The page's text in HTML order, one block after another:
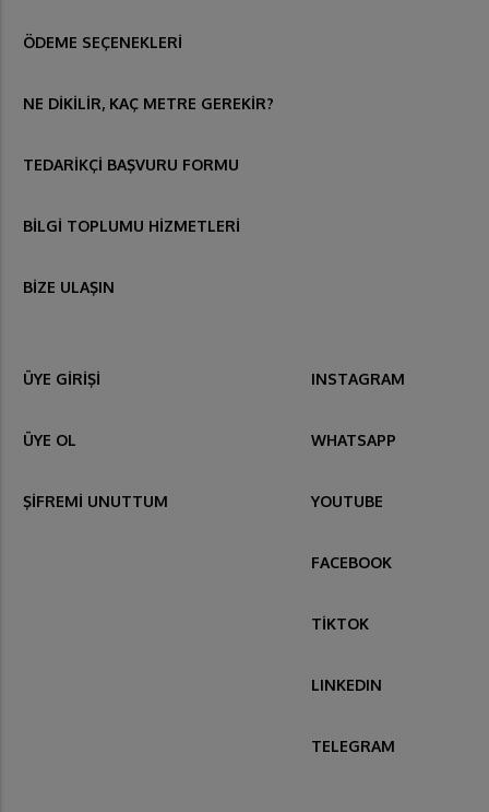
ÖDEME SEÇENEKLERİ
NE DİKİLİR, KAÇ METRE GEREKİR?
TEDARİKÇİ BAŞVURU FORMU
BİLGİ TOPLUMU HİZMETLERİ
BİZE ULAŞIN
ÜYE GİRİŞİ
ÜYE OL
ŞİFREMİ UNUTTUM
INSTAGRAM
WHATSAPP
YOUTUBE
FACEBOOK
TİKTOK
LINKEDIN
TELEGRAM